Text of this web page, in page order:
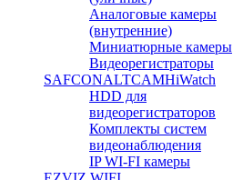
Аналоговые камеры
(внутренние)
Миниатюрные камеры
Видеорегистраторы
SAFCONALTCAMHiWatch
HDD для
видеорегистраторов
Комплекты систем
видеонаблюдения
IP WI-FI камеры